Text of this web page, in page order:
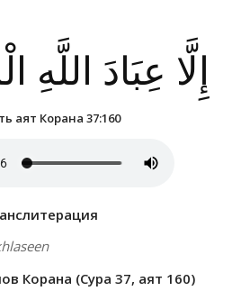
إِلَّا عِبَادَ
аят Корана 37:160
Корана (Сура 37, аят 160)